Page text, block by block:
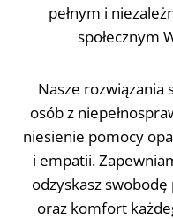
pełnym i
społecznym
Nasze rozwiązania
osób z
niesienie pomocy
i empatii.
odzyskasz
oraz komfort